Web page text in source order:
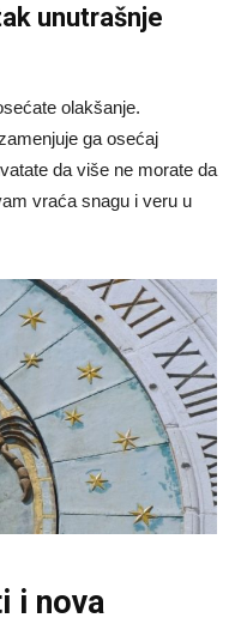
unutrašnje
olakšanje.
ga osećaj
da više ne morate da
vraća snagu i veru u
i nova